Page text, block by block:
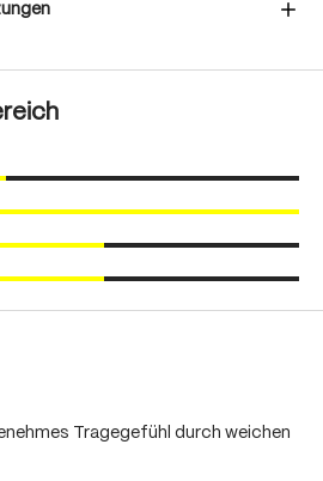
Tragegefühl durch weichen